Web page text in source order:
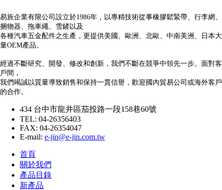
易旌企業有限公司設立於1986年，以專精技術從事橡膠鬆緊帶、行李網、
捆物器、拖車繩、雪鏟以及
各種汽車五金配件之生產，更提供美國、歐洲、北歐、中南美洲、日本大
量OEM產品。
經過不斷研究、開發、修改和創新，我們不斷在競爭中領先一步。面對客
戶間，
我們竭誠以質量導致銷售和保持一貫信譽， 歡迎國內貿易公司或海外客戶
的合作。
434 台中市龍井區茄投路一段158巷60號
TEL: 04-26356403
FAX: 04-26354047
E-mail: e-jin@e-jin.com.tw
首頁
關於我們
產品目錄
新產品